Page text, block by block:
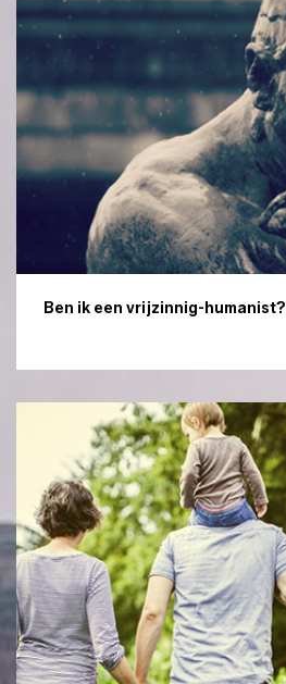
Ben ik een vrijzinnig-humanist?